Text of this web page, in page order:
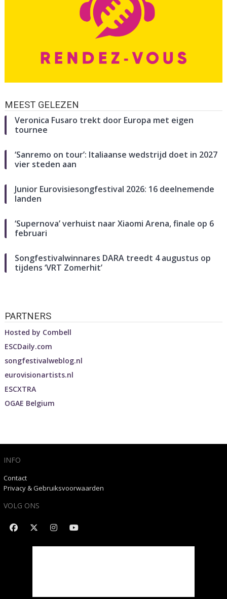
MEEST GELEZEN
Veronica Fusaro trekt door Europa met eigen
tournee
‘Sanremo on tour’: Italiaanse wedstrijd doet in 2027
vier steden aan
Junior Eurovisiesongfestival 2026: 16 deelnemende
landen
‘Supernova’ verhuist naar Xiaomi Arena, finale op 6
februari
Songfestivalwinnares DARA treedt 4 augustus op
tijdens ‘VRT Zomerhit’
PARTNERS
Hosted by Combell
ESCDaily.com
songfestivalweblog.nl
eurovisionartists.nl
ESCXTRA
OGAE Belgium
INFO
Contact
Privacy & Gebruiksvoorwaarden
VOLG ONS